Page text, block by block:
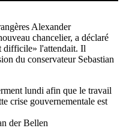
Alexander
chancelier, a déclaré
difficile» l'attendait. Il
du conservateur Sebastian
lundi afin que le travail
crise gouvernementale est
der Bellen